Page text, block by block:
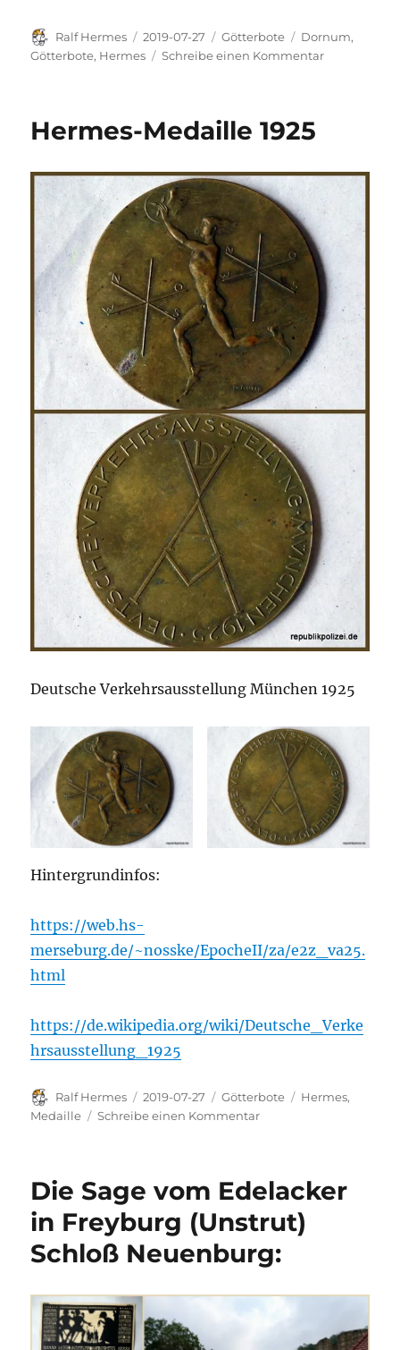
Autor
Ralf Hermes
Veröffentlicht
am
2019-07-27 Kategorien
Götterbote Schlagwörter
Dornum,
Götterbote, Hermes Schreibe einen Kommentarzu
Hermes-Medaille 1925
Deutsche Verkehrsausstellung München 1925
Hintergrundinfos:
https://web.hs-
merseburg.de/~nosske/EpocheII/za/e2z_va25.
html
https://de.wikipedia.org/wiki/Deutsche_Verke
hrsausstellung_1925
Autor
Ralf Hermes
Veröffentlicht
am
2019-07-27 Kategorien
Götterbote Schlagwörter
Hermes,
Medaille
Schreibe einen Kommentarzu
Die Sage vom Edelacker
in Freyburg (Unstrut)
Schloß Neuenburg: